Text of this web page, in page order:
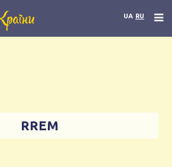
UA RU
RREM